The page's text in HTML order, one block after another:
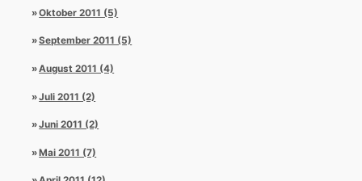
Oktober 2011 (5)
September 2011 (5)
August 2011 (4)
Juli 2011 (2)
Juni 2011 (2)
Mai 2011 (7)